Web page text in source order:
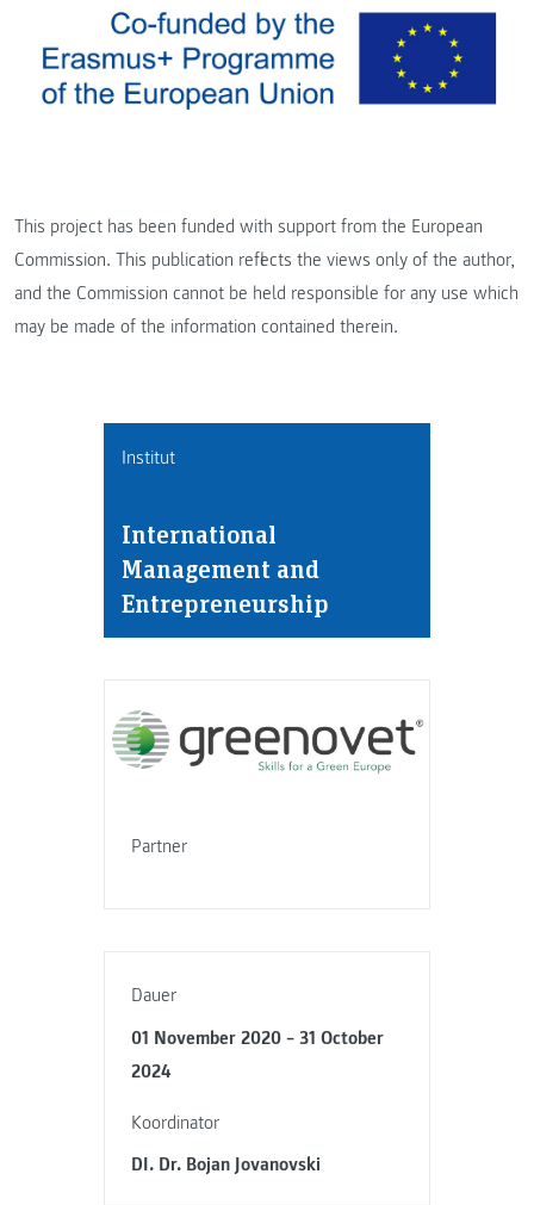
Institut
International
Management and
Entrepreneurship
Partner
Dauer
01 November 2020 – 31 October
2024
Koordinator
DI. Dr. Bojan Jovanovski
This project has been funded with support from the European
Commission. This publication reflects the views only of the author,
and the Commission cannot be held responsible for any use which
may be made of the information contained therein.